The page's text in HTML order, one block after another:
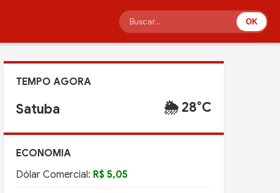
OK
TEMPO AGORA
Satuba 🌦️ 28°C
ECONOMIA
Dólar Comercial: R$ 5,05